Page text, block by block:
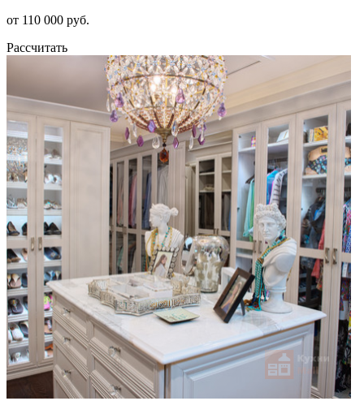
от 110 000 руб.
Рассчитать